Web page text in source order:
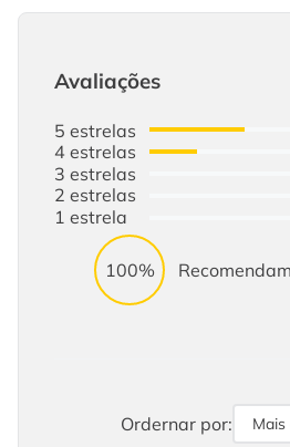
Avaliações
5estrelas
4estrelas
3estrelas
2estrelas
1estrela
100%
Ordernar por: